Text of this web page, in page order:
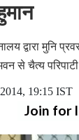
द्वारा मुनि
से चैत्य
19:15 IST
Join for